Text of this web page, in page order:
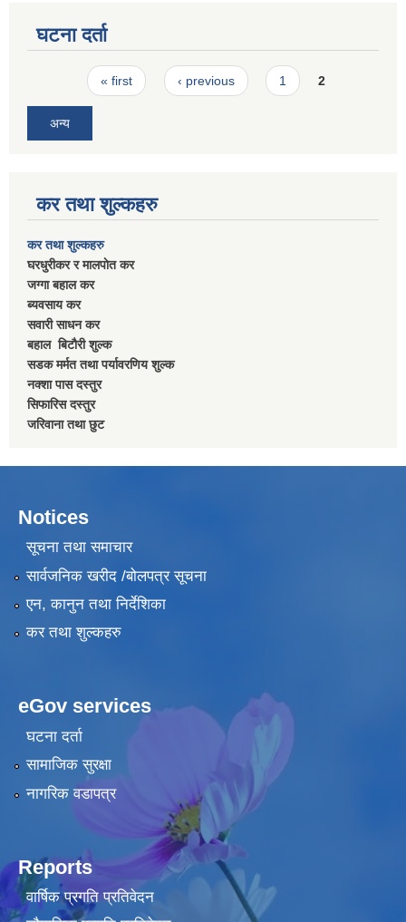
घटना दर्ता
Pages« first ‹ previous 1 2
अन्य
कर तथा शुल्कहरु
कर तथा शुल्कहरु
घरधुरीकर र मालपाेत कर
जग्गा बहाल कर
ब्यवसाय कर
सवारी साधन कर
बहाल बिटाैरी शुल्क
सडक मर्मत तथा पर्यावरणिय शुल्क
नक्शा पास दस्तुर
सिफारिस दस्तुर
जरिवाना तथा छुट
Notices
सूचना तथा समाचार
सार्वजनिक खरीद /बोलपत्र सूचना
एन, कानुन तथा निर्देशिका
कर तथा शुल्कहरु
eGov services
घटना दर्ता
सामाजिक सुरक्षा
नागरिक वडापत्र
Reports
वार्षिक प्रगति प्रतिवेदन